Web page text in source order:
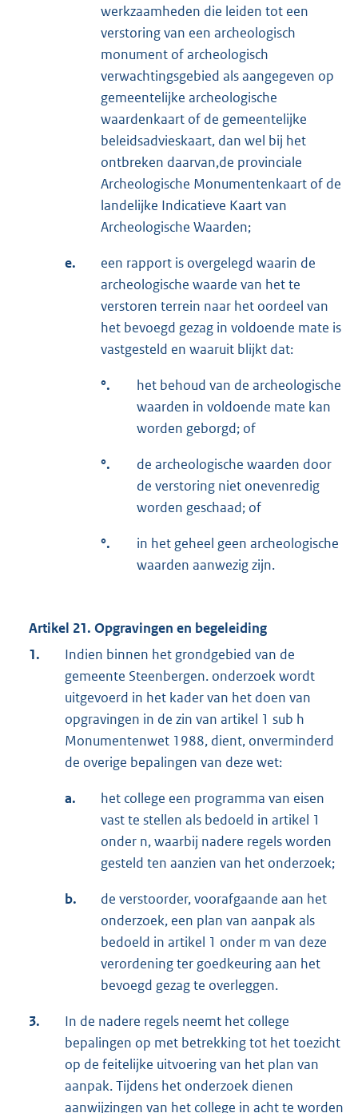
werkzaamheden die leiden tot een
verstoring van een archeologisch
monument of archeologisch
verwachtingsgebied als aangegeven op
gemeentelijke archeologische
waardenkaart of de gemeentelijke
beleidsadvieskaart, dan wel bij het
ontbreken daarvan,de provinciale
Archeologische Monumentenkaart of de
landelijke Indicatieve Kaart van
Archeologische Waarden;
e.
een rapport is overgelegd waarin de
archeologische waarde van het te
verstoren terrein naar het oordeel van
het bevoegd gezag in voldoende mate is
vastgesteld en waaruit blijkt dat:
°.
het behoud van de archeologische
waarden in voldoende mate kan
worden geborgd; of
°.
de archeologische waarden door
de verstoring niet onevenredig
worden geschaad; of
°.
in het geheel geen archeologische
waarden aanwezig zijn.
Artikel 21. Opgravingen en begeleiding
1.
Indien binnen het grondgebied van de
gemeente Steenbergen. onderzoek wordt
uitgevoerd in het kader van het doen van
opgravingen in de zin van artikel 1 sub h
Monumentenwet 1988, dient, onverminderd
de overige bepalingen van deze wet:
a.
het college een programma van eisen
vast te stellen als bedoeld in artikel 1
onder n, waarbij nadere regels worden
gesteld ten aanzien van het onderzoek;
b.
de verstoorder, voorafgaande aan het
onderzoek, een plan van aanpak als
bedoeld in artikel 1 onder m van deze
verordening ter goedkeuring aan het
bevoegd gezag te overleggen.
3.
In de nadere regels neemt het college
bepalingen op met betrekking tot het toezicht
op de feitelijke uitvoering van het plan van
aanpak. Tijdens het onderzoek dienen
aanwijzingen van het college in acht te worden